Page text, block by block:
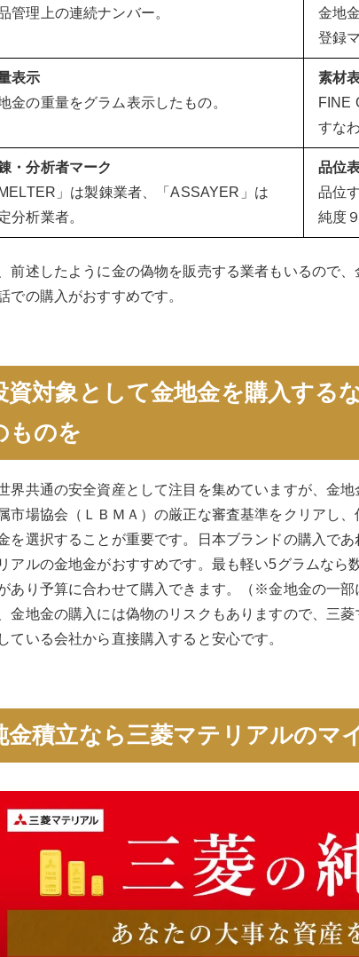
管理上の連続ナンバー。
金地
登録
表示
金の重量をグラム表示したもの。
素材
FINE
すな
・分析者マーク
」は製錬業者、「ASSAYER」は
分析業者。
品位
品位
純度
前述したように金の偽物を販売する業者もいるので
での購入がおすすめです。
資対象として金地金を購入する
ものを
界共通の安全資産として注目を集めていますが、金
市場協会（ＬＢＭＡ）の厳正な審査基準をクリアし
を選択することが重要です。日本ブランドの購入で
アルの金地金がおすすめです。最も軽い5グラムなら
あり予算に合わせて購入できます。（※金地金の一部
金地金の購入には偽物のリスクもありますので、三
ている会社から直接購入すると安心です。
金積立なら三菱マテリアルのマ